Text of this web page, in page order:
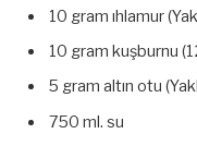
10 gram ıhlamur
10 gram kuşburnu
5 gram altın otu
750 ml. su